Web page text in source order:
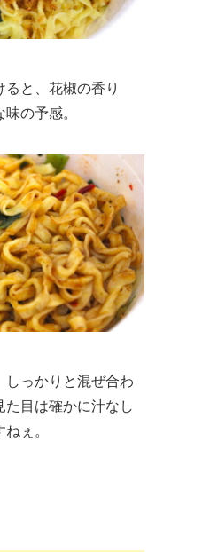
と、花椒の香り
の予感。
しっかりと混ぜ合わ
た目は確かに汁なし
ぇ。